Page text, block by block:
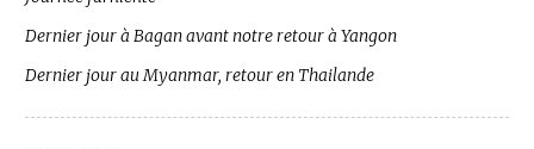
Dernier jour à Bagan avant notre retour à Yangon
Dernier jour au Myanmar, retour en Thailande